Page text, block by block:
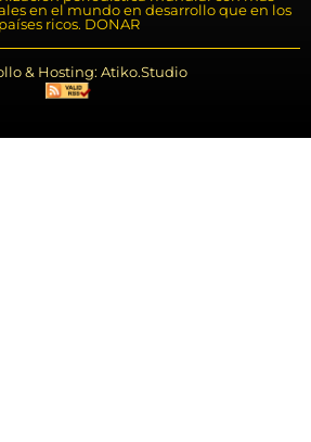
en el mundo en desarrollo que en los
países ricos. DONAR
& Hosting: Atiko.Studio